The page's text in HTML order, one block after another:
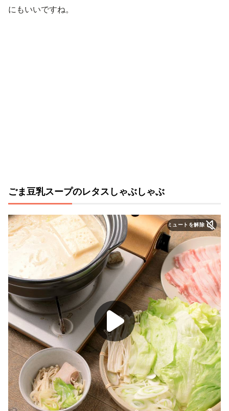
にもいいですね。
ごま豆乳スープのレタスしゃぶしゃぶ
ミュートを解除